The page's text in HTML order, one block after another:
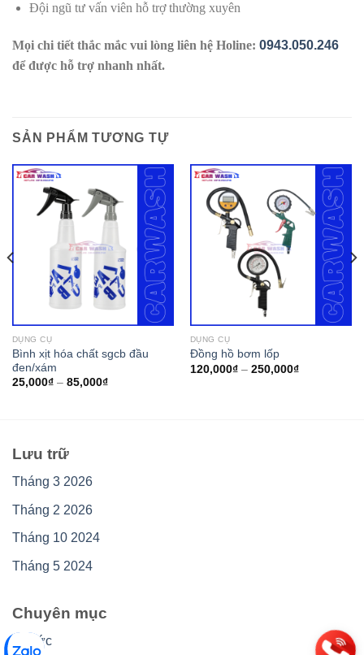
Đội ngũ tư vấn viên hỗ trợ thường xuyên
Mọi chi tiết thắc mắc vui lòng liên hệ Holine: 0943.050.246
để được hỗ trợ nhanh nhất.
SẢN PHẨM TƯƠNG TỰ
DỤNG CỤ
Bình xịt hóa chất sgcb đầu
đen/xám
25,000₫– 85,000₫
DỤNG CỤ
Đồng hồ bơm lốp
120,000₫– 250,000₫
Lưu trữ
Tháng 3 2026
Tháng 2 2026
Tháng 10 2024
Tháng 5 2024
Chuyên mục
Tin tức